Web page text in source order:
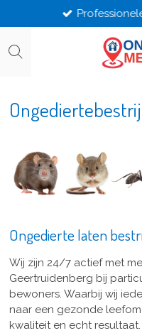
direct
naar
Ongedierte laten
Wij zijn 24/7 actief met
Geertruidenberg bij
bewoners. Waarbij wij
naar een gezonde
kwaliteit en echt